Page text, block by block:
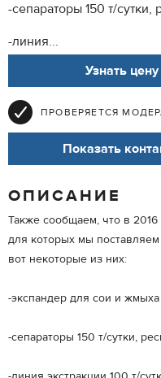
-сепараторы 150 т/сутки,
-линия...
Узнать цену
ПРОВЕРЯЕТСЯ
Показать
ОПИСАНИЕ
Также сообщаем, что в
для которых мы
вот некоторые из них:
-экспандер для сои и жмыха
-сепараторы 150 т/сутки,